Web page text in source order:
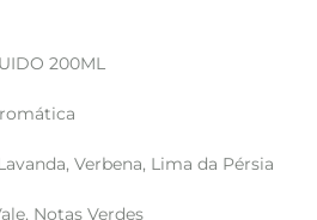
200ML
Verbena, Lima da Pérsia
Notas Verdes